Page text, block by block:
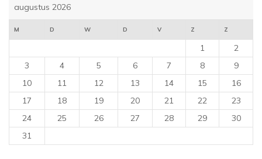
augustus 2026
M D W D V Z Z
1
2
3
4 5 6 7 8
9
10
11 12 13 14 15
16
17
18 19 20 21 22
23
24
25 26 27 28 29
30
31